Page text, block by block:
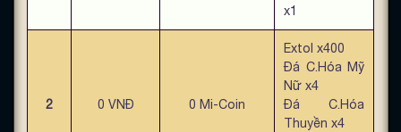
x1
2 0 VNĐ 0 Mi-Coin
Extol x400
Đá C.Hóa Mỹ
Nữ x4
Đá C.Hóa
Thuyền x4